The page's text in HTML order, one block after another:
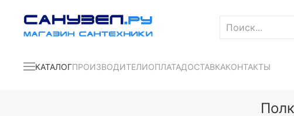
КАТАЛОГПРОИЗВОДИТЕЛИОПЛАТАДОСТАВКАКОНТАКТЫ